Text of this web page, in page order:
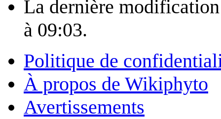
La dernière
à 09:03.
Politique de
À propos de Wikiphyto
Avertissements